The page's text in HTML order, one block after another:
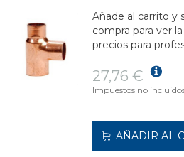
Añade al carrito y
compra para ver
precios para
27,76 €
Impuestos no
AÑADIR AL